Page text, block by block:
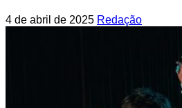
4 de abril de 2025 Redação